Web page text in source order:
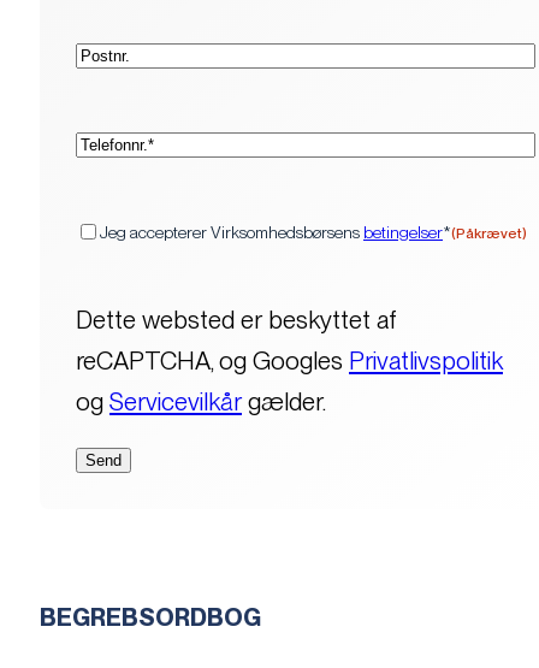
Postnr.
Telefon*
Jeg accepterer Virksomhedsbørsens betingelser*(Påkrævet)
Dette websted er beskyttet af
reCAPTCHA, og Googles Privatlivspolitik
og Servicevilkårgælder.
BEGREBSORDBOG